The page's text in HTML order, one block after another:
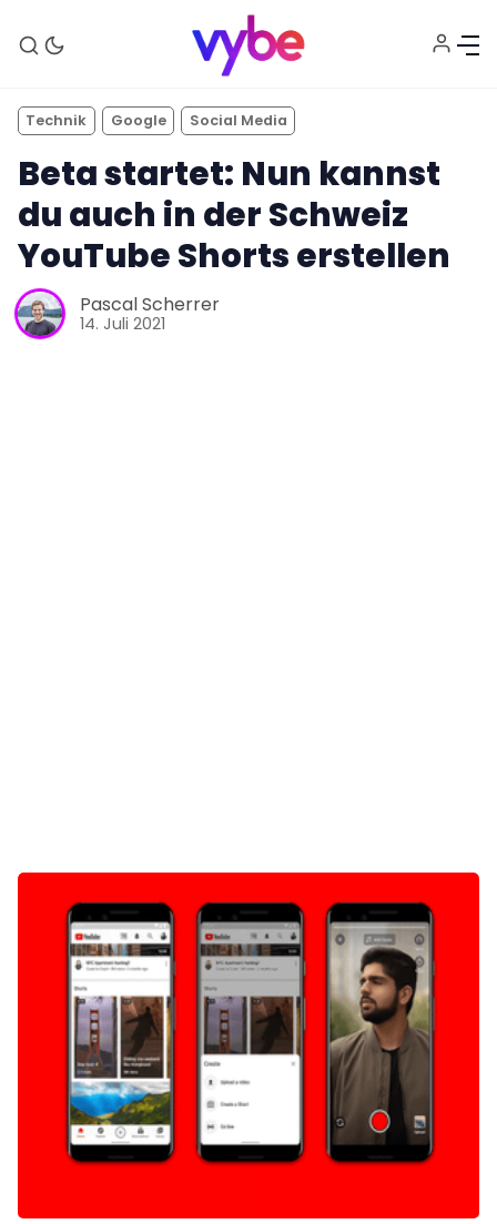
Aktuelles
Kontakt
Impressum
Technik Google Social Media
Beta startet: Nun kannst
du auch in der Schweiz
YouTube Shorts erstellen
Pascal Scherrer
14. Juli 2021